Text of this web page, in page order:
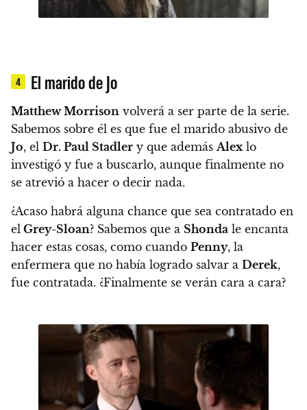
4 El marido de Jo
Matthew Morrison volverá a ser parte de la serie.
Sabemos sobre él es que fue el marido abusivo de
Jo, el Dr. Paul Stadler y que además Alex lo
investigó y fue a buscarlo, aunque finalmente no
se atrevió a hacer o decir nada.
¿Acaso habrá alguna chance que sea contratado en
el Grey-Sloan? Sabemos que a Shonda le encanta
hacer estas cosas, como cuando Penny, la
enfermera que no había logrado salvar a Derek,
fue contratada. ¿Finalmente se verán cara a cara?